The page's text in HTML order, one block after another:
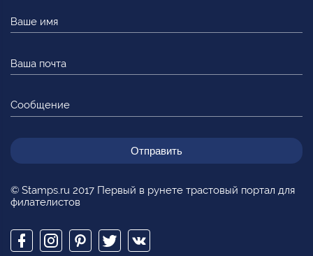
© Stamps.ru 2017 Первый в рунете трастовый портал для
филателистов
имя
почта
Сообщение